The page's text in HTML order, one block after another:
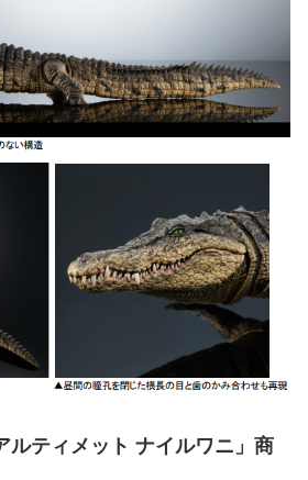
ルティメット ナイルワニ」商